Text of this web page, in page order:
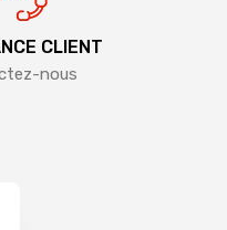
CLIENT
nous